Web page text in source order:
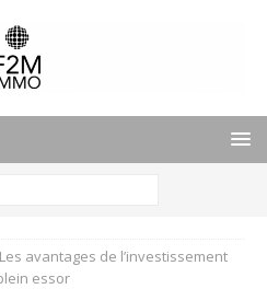
Les avantages de l’investissement
essor